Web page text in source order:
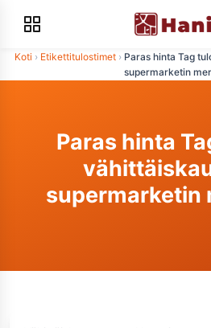
Koti › Etikettitulostimet › Paras hinta Tag
supermarketin
Paras hinta
supermarketin